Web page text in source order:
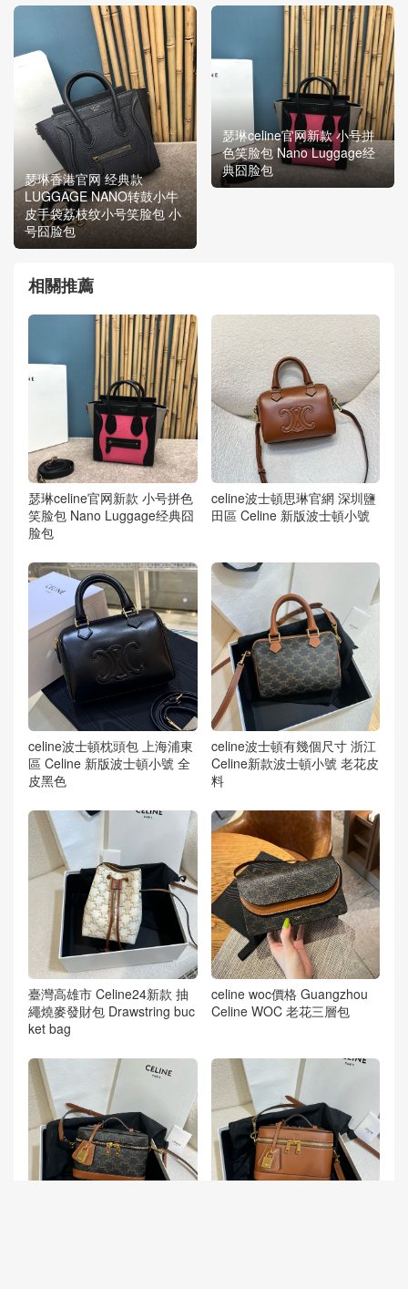
瑟琳香港官网 经典款
LUGGAGE NANO转鼓小牛
皮手袋荔枝纹小号笑脸包 小
号囧脸包
瑟琳celine官网新款 小号拼
色笑脸包 Nano Luggage经
典囧脸包
相關推薦
瑟琳celine官网新款 小号拼色
笑脸包 Nano Luggage经典囧
脸包
celine波士頓思琳官網 深圳鹽
田區 Celine 新版波士頓小號
celine波士頓枕頭包 上海浦東
區 Celine 新版波士頓小號 全
皮黑色
celine波士頓有幾個尺寸 浙江
Celine新款波士頓小號 老花皮
料
臺灣高雄市 Celine24新款 抽
繩燒麥發財包 Drawstring buc
ket bag
celine woc價格 Guangzhou
Celine WOC 老花三層包